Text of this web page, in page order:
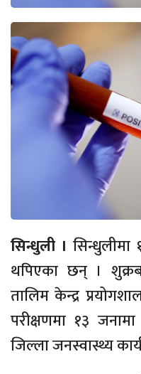
सिन्धुली । सिन्धुलीमा
थपिएका छन् ।
तालिम केन्द्र
परीक्षणमा १३
जिल्ला जनस्वास्थ्य